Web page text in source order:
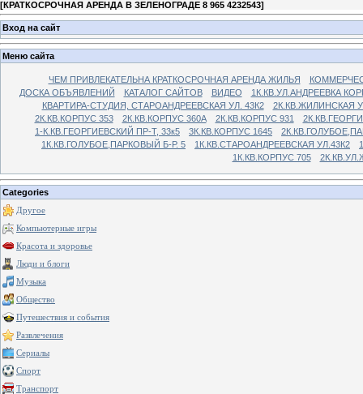
[КРАТКОСРОЧНАЯ АРЕНДА В ЗЕЛЕНОГРАДЕ 8 965 4232543]
Вход на сайт
Меню сайта
ЧЕМ ПРИВЛЕКАТЕЛЬНА КРАТКОСРОЧНАЯ АРЕНДА ЖИЛЬЯ
ДОСКА ОБЪЯВЛЕНИЙ
КАТАЛОГ САЙТОВ ВИДЕО
1К.КВ.УЛ.АНДРЕЕВКА
КВАРТИРА-СТУДИЯ, СТАРОАНДРЕЕВСКАЯ УЛ. 43К2
2К.КВ.ЖИЛИНСКАЯ
2К.КВ.КОРПУС 353
2К.КВ.КОРПУС 360А 2К.КВ.КОРПУС 931
1-К.КВ.ГЕОРГИЕВСКИЙ ПР-Т, 33к5
3К.КВ.КОРПУС 1645
1К.КВ.ГОЛУБОЕ,ПАРКОВЫЙ Б-Р. 5
1К.КВ.СТАРОАНДРЕЕВСКАЯ УЛ.43К2
1К.КВ.КОРПУС 705
Categories
Другое
Компьютерные игры
Красота и здоровье
Люди и блоги
Музыка
Общество
Путешествия и события
Развлечения
Сериалы
Спорт
Транспорт